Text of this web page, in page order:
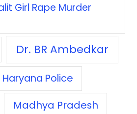
Girl Rape Murder
Dr. BR Ambedkar
Haryana Police
Madhya Pradesh